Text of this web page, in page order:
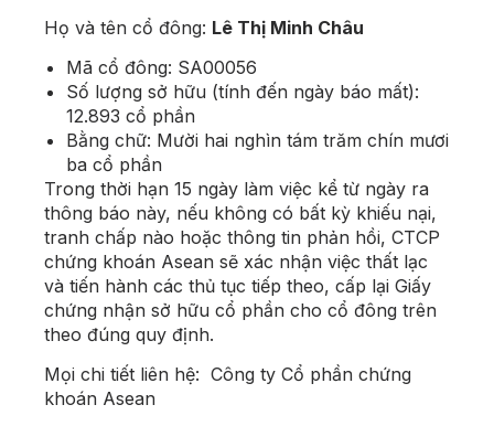
Họ và tên cổ đông: Lê Thị Minh Châu
Mã cổ đông: SA00056
Số lượng sở hữu (tính đến ngày báo mất):
12.893 cổ phần
Bằng chữ: Mười hai nghìn tám trăm chín mươi
ba cổ phần
Trong thời hạn 15 ngày làm việc kể từ ngày ra
thông báo này, nếu không có bất kỳ khiếu nại,
tranh chấp nào hoặc thông tin phản hồi, CTCP
chứng khoán Asean sẽ xác nhận việc thất lạc
và tiến hành các thủ tục tiếp theo, cấp lại Giấy
chứng nhận sở hữu cổ phần cho cổ đông trên
theo đúng quy định.
Mọi chi tiết liên hệ: Công ty Cổ phần chứng
khoán Asean